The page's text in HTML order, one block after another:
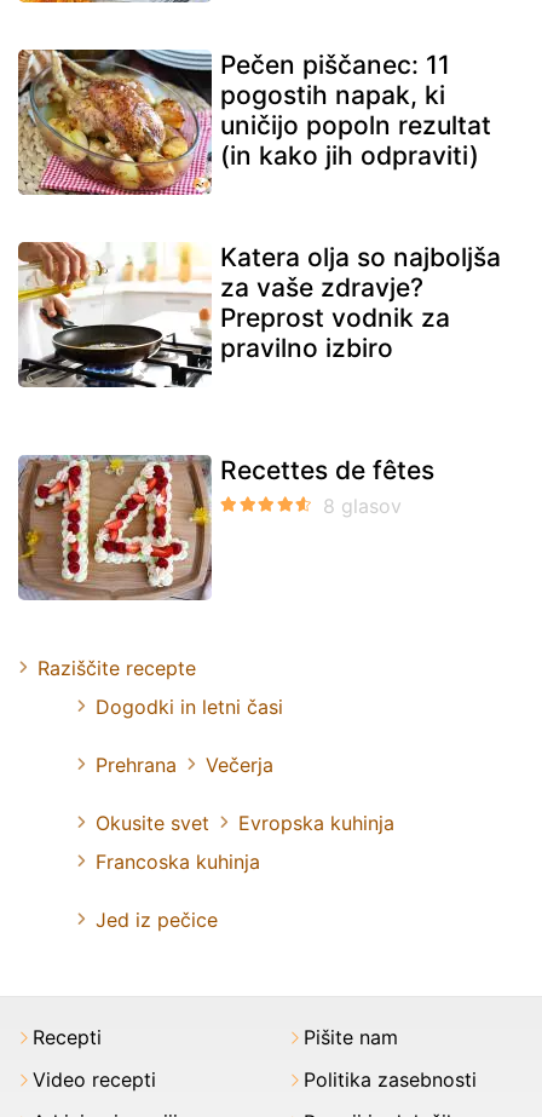
Pečen piščanec: 11
pogostih napak, ki
uničijo popoln rezultat
(in kako jih odpraviti)
Katera olja so najboljša
za vaše zdravje?
Preprost vodnik za
pravilno izbiro
Recettes de fêtes
Raziščite recepte
Dogodki in letni časi
Prehrana Večerja
Okusite svet
Evropska kuhinja
Francoska kuhinja
Jed iz pečice
Recepti
Video recepti
Pišite nam
Politika zasebnosti